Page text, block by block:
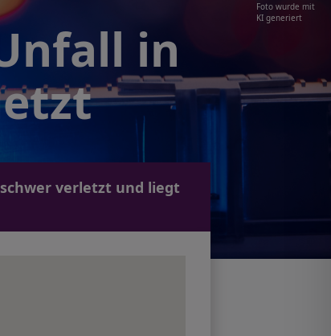
Foto wurde mit
KI generiert
in
verletzt und liegt